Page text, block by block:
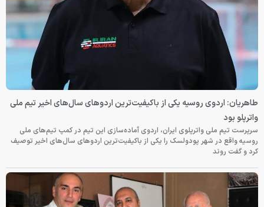
طاهریان: اردوی روسیه یکی از باکیفیت‌ترین اردوهای سال‌های اخیر تیم ملی
واترپلو بود
سرپرست تیم ملی واترپلوی ایران، اردوی آماده‌سازی این تیم در کمپ تیم‌های ملی
روسیه واقع در شهر پودولسک را یکی از باکیفیت‌ترین اردوهای سال‌های اخیر توصیف
کرد و گفت روند